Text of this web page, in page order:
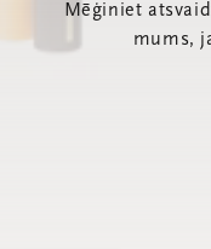
Mēģiniet
mums,